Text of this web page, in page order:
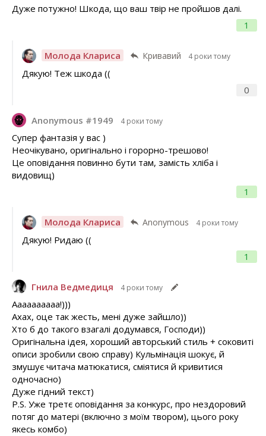
1
Дуже потужно! Шкода, що ваш твір не пройшов далі.
Молода Клариса Кривавий 4 роки тому
0
Дякую! Теж шкода ((
Anonymous #1949 4 роки тому
1
Супер фантазія у вас )
Неочікувано, оригінально і горорно-трешово!
Це оповідання повинно бути там, замість хліба і
видовищ)
Молода Клариса Anonymous 4 роки тому
1
Дякую! Ридаю ((
Гнила Ведмедиця 4 роки тому
Аааааааааа!)))
Ахах, оце так жесть, мені дуже зайшло))
Хто б до такого взагалі додумався, Господи))
Оригінальна ідея, хороший авторський стиль + соковиті
описи зробили свою справу) Кульмінація шокує, й
змушує читача матюкатися, сміятися й кривитися
одночасно)
Дуже гідний текст)
P.S. Уже третє оповідання за конкурс, про нездоровий
потяг до матері (включно з моїм твором), цього року
якесь комбо)